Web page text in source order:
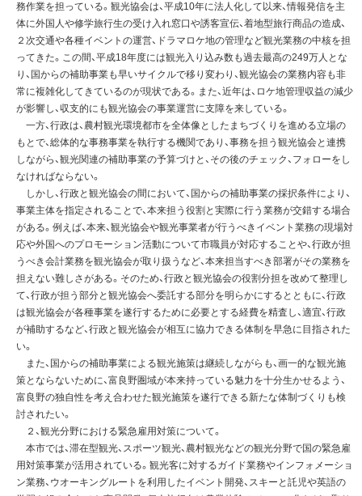
務作業を担っている。観光協会は、平成10年に法人化して以来、情報発信を主
体に外国人や修学旅行生の受け入れ窓口や誘客宣伝、着地型旅行商品の造成、
２次交通や各種イベントの運営、ドラマロケ地の管理など観光業務の中核を担
ってきた。この間、平成18年度には観光入り込み数も過去最高の249万人とな
り、国からの補助事業も早いサイクルで移り変わり、観光協会の業務内容も非
常に複雑化してきているのが現状である。また、近年は、ロケ地管理収益の減少
が影響し、収支的にも観光協会の事業運営に支障を来している。
一方、行政は、農村観光環境都市を全体像としたまちづくりを進める立場の
もとで、総体的な事務事業を執行する機関であり、事務を担う観光協会と連携
しながら、観光関連の補助事業の予算づけと、その後のチェック、フォローをし
なければならない。
しかし、行政と観光協会の間において、国からの補助事業の採択条件により、
事業主体を指定されることで、本来担う役割と実際に行う業務が交錯する場合
がある。例えば、本来、観光協会や観光事業者が行うべきイベント業務の現場対
応や外国へのプロモーション活動について市職員が対応することや、行政が担
うべき会計業務を観光協会が取り扱うなど、本来担当すべき部署がその業務を
担えない難しさがある。そのため、行政と観光協会の役割分担を改めて整理し
て、行政が担う部分と観光協会へ委託する部分を明らかにするとともに、行政
は観光協会が各種事業を遂行するために必要とする経費を精査し、適宜、行政
が補助するなど、行政と観光協会が相互に協力できる体制を早急に目指された
い。
また、国からの補助事業による観光施策は継続しながらも、画一的な観光施
策とならないために、富良野圏域が本来持っている魅力を十分生かせるよう、
富良野の独自性を考え合わせた観光施策を遂行できる新たな体制づくりも検
討されたい。
２、観光分野における緊急雇用対策について。
本市では、滞在型観光、スポーツ観光、農村観光などの観光分野で国の緊急雇
用対策事業が活用されている。観光客に対するガイド業務やインフォメーショ
ン業務、ウオーキングルートを利用したイベント開発、スキーと託児や英語の